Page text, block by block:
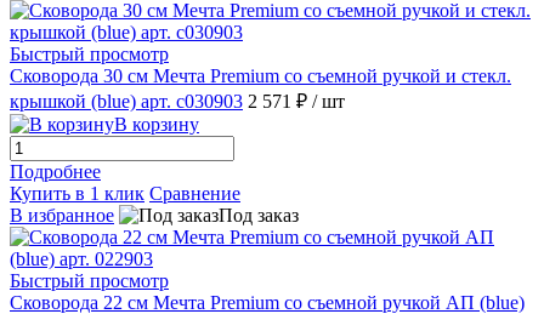
Быстрый просмотр
Сковорода 30 см Мечта Premium со съемной ручкой и стекл.
крышкой (blue) арт. с030903 2 571 ₽ / шт
В корзину
Подробнее
Купить в 1 клик Сравнение
В избранное
Под заказ
Быстрый просмотр
Сковорода 22 см Мечта Premium со съемной ручкой АП (blue)